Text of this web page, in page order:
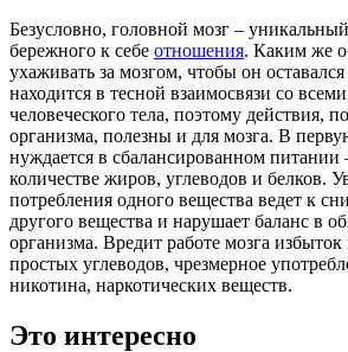
Безусловно, головной мозг –
бережного к себе отношения. Каким же
ухаживать за мозгом, чтобы он
находится в тесной взаимосвязи со
человеческого тела, поэтому действия,
организма, полезны и для мозга. В
нуждается в сбалансированном питании
количестве жиров, углеводов и белков.
потребления одного вещества ведет к
другого вещества и нарушает баланс в
организма. Вредит работе мозга
простых углеводов, чрезмерное
никотина, наркотических веществ.
Это интересно